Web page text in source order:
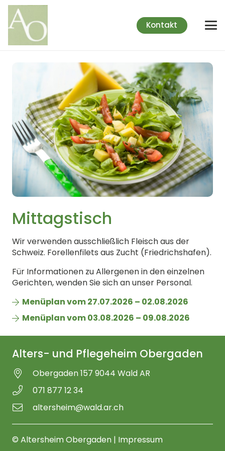
Kontakt
Mittagstisch
Wir verwenden ausschließlich Fleisch aus der
Schweiz. Forellenfilets aus Zucht (Friedrichshafen).
Für Informationen zu Allergenen in den einzelnen
Gerichten, wenden Sie sich an unser Personal.
Menüplan vom 27.07.2026 – 02.08.2026
Menüplan vom 03.08.2026 – 09.08.2026
Alters- und Pflegeheim Obergaden
Obergaden 157 9044 Wald AR
071 877 12 34
altersheim@wald.ar.ch
© Altersheim Obergaden | Impressum